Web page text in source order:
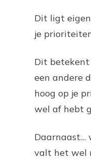
Dit ligt
je
Dit betekent
een andere
hoog op je
wel af hebt
Daarnaast…
valt het wel